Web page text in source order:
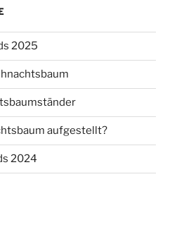
2025
aufgestellt?
2024